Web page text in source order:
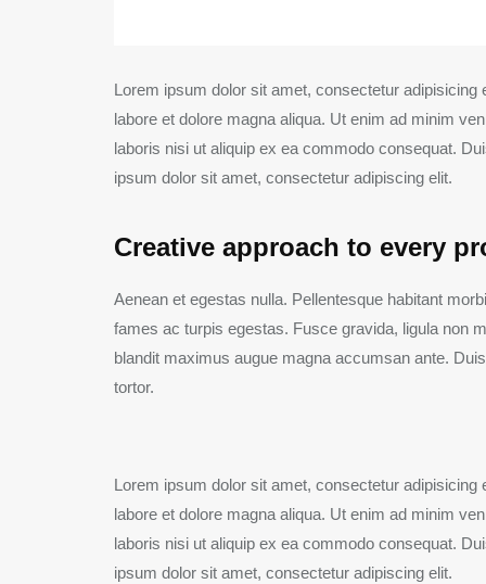
Lorem ipsum dolor sit amet, consectetur adipisicing
labore et dolore magna aliqua. Ut enim ad minim
laboris nisi ut aliquip ex ea commodo consequat.
ipsum dolor sit amet, consectetur adipiscing elit.
Creative approach to every
Aenean et egestas nulla. Pellentesque habitant
fames ac turpis egestas. Fusce gravida, ligula non
blandit maximus augue magna accumsan ante.
tortor.
Lorem ipsum dolor sit amet, consectetur adipisicing
labore et dolore magna aliqua. Ut enim ad minim
laboris nisi ut aliquip ex ea commodo consequat.
ipsum dolor sit amet, consectetur adipiscing elit.